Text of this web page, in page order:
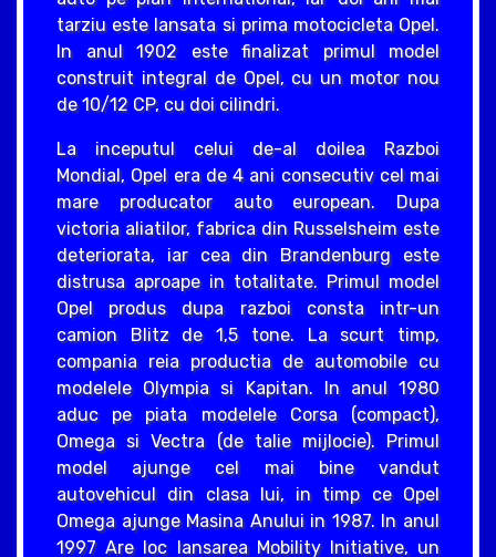
tarziu este lansata si prima motocicleta Opel.
In anul 1902 este finalizat primul model
construit integral de Opel, cu un motor nou
de 10/12 CP, cu doi cilindri.
La inceputul celui de-al doilea Razboi
Mondial, Opel era de 4 ani consecutiv cel mai
mare producator auto european. Dupa
victoria aliatilor, fabrica din Russelsheim este
deteriorata, iar cea din Brandenburg este
distrusa aproape in totalitate. Primul model
Opel produs dupa razboi consta intr-un
camion Blitz de 1,5 tone. La scurt timp,
compania reia productia de automobile cu
modelele Olympia si Kapitan. In anul 1980
aduc pe piata modelele Corsa (compact),
Omega si Vectra (de talie mijlocie). Primul
model ajunge cel mai bine vandut
autovehicul din clasa lui, in timp ce Opel
Omega ajunge Masina Anului in 1987. In anul
1997 Are loc lansarea Mobility Initiative, un